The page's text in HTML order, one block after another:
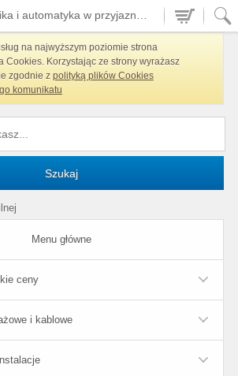
na najwyższym poziomie strona
Cookies. Korzystając ze strony wyrażasz
zgodnie z polityką plików Cookies
komunikatu
Szukaj
Menu główne
ceny
i kablowe